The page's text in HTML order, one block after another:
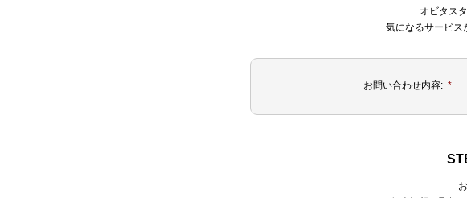
オビタス
気になるサービス
お問い合わせ内容: *